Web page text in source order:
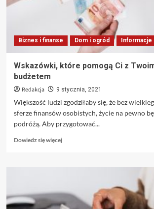
w
najlepszej
cenie
Biznes i finanse Dom i ogród Informacje
Wskazówki, które pomogą Ci z
budżetem
Redakcja 9 stycznia, 2021
Większość ludzi zgodziłaby się, że bez
sferze finansów osobistych, życie na pewno
podróżą. Aby przygotować...
Dowiedz się więcejDowiedz
pomogą
Ci